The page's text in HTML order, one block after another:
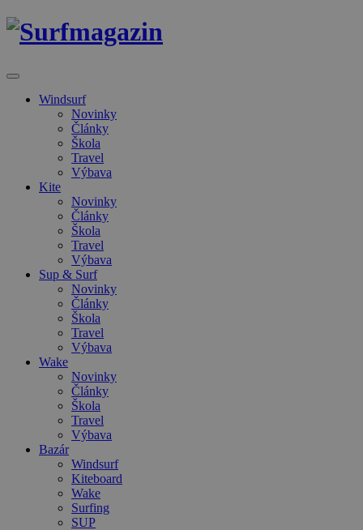
Windsurf
Novinky
Články
Škola
Travel
Výbava
Kite
Novinky
Články
Škola
Travel
Výbava
Sup & Surf
Novinky
Články
Škola
Travel
Výbava
Wake
Novinky
Články
Škola
Travel
Výbava
Bazár
Windsurf
Kiteboard
Wake
Surfing
SUP